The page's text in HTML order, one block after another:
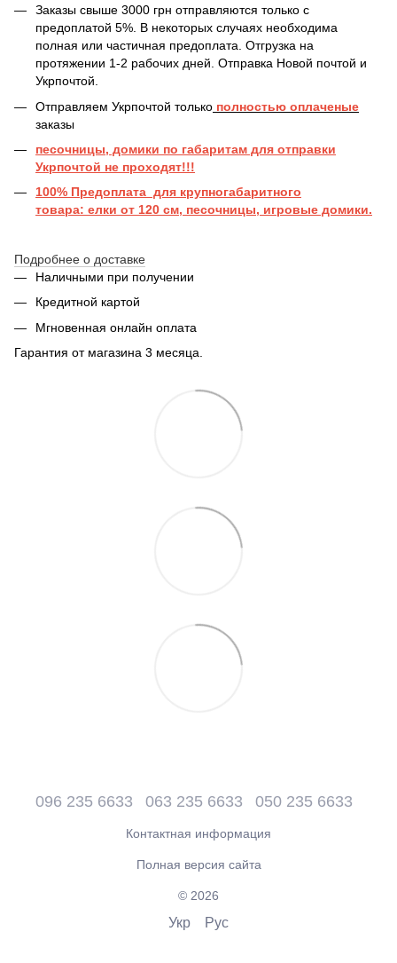
Заказы свыше 3000 грн отправляются только с
предоплатой 5%. В некоторых случаях необходима
полная или частичная предоплата. Отгрузка на
протяжении 1-2 рабочих дней. Отправка Новой почтой и
Укрпочтой.
Отправляем Укрпочтой только полностью оплаченые
заказы
песочницы, домики по габаритам для отправки
Укрпочтой не проходят!!!
100% Предоплата для крупногабаритного
товара: елки от 120 см, песочницы, игровые домики.
Подробнее о доставке
Наличными при получении
Кредитной картой
Мгновенная онлайн оплата
Гарантия от магазина 3 месяца.
096 235 6633 063 235 6633 050 235 6633
Контактная информация
Полная версия сайта
© 2026
Укр Рус